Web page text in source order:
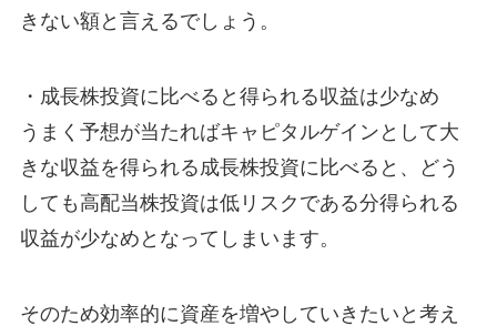
きない額と言えるでしょう。
・成長株投資に比べると得られる収益は少なめ
うまく予想が当たればキャピタルゲインとして大
きな収益を得られる成長株投資に比べると、どう
しても高配当株投資は低リスクである分得られる
収益が少なめとなってしまいます。
そのため効率的に資産を増やしていきたいと考え